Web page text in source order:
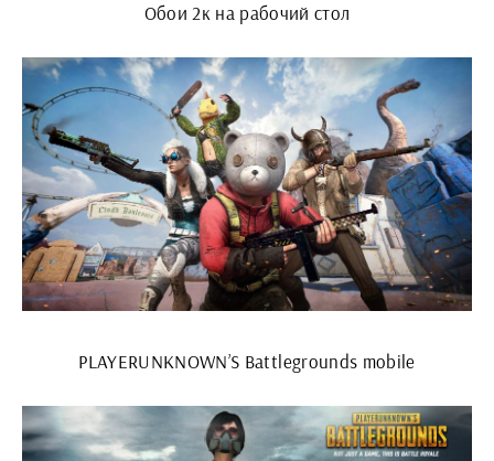
Обои 2к на рабочий стол
PLAYERUNKNOWN’S Battlegrounds mobile